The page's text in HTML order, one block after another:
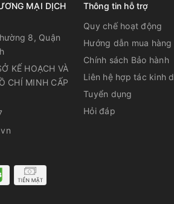
MẠI DỊCH
8, Quận
KẾ HOẠCH VÀ
CHÍ MINH CẤP
Thông tin hỗ trợ
Quy chế hoạt động
Hướng dẫn mua hàng
Chính sách Bảo hành
Liên hệ hợp tác kinh
Tuyển dụng
Hỏi đáp